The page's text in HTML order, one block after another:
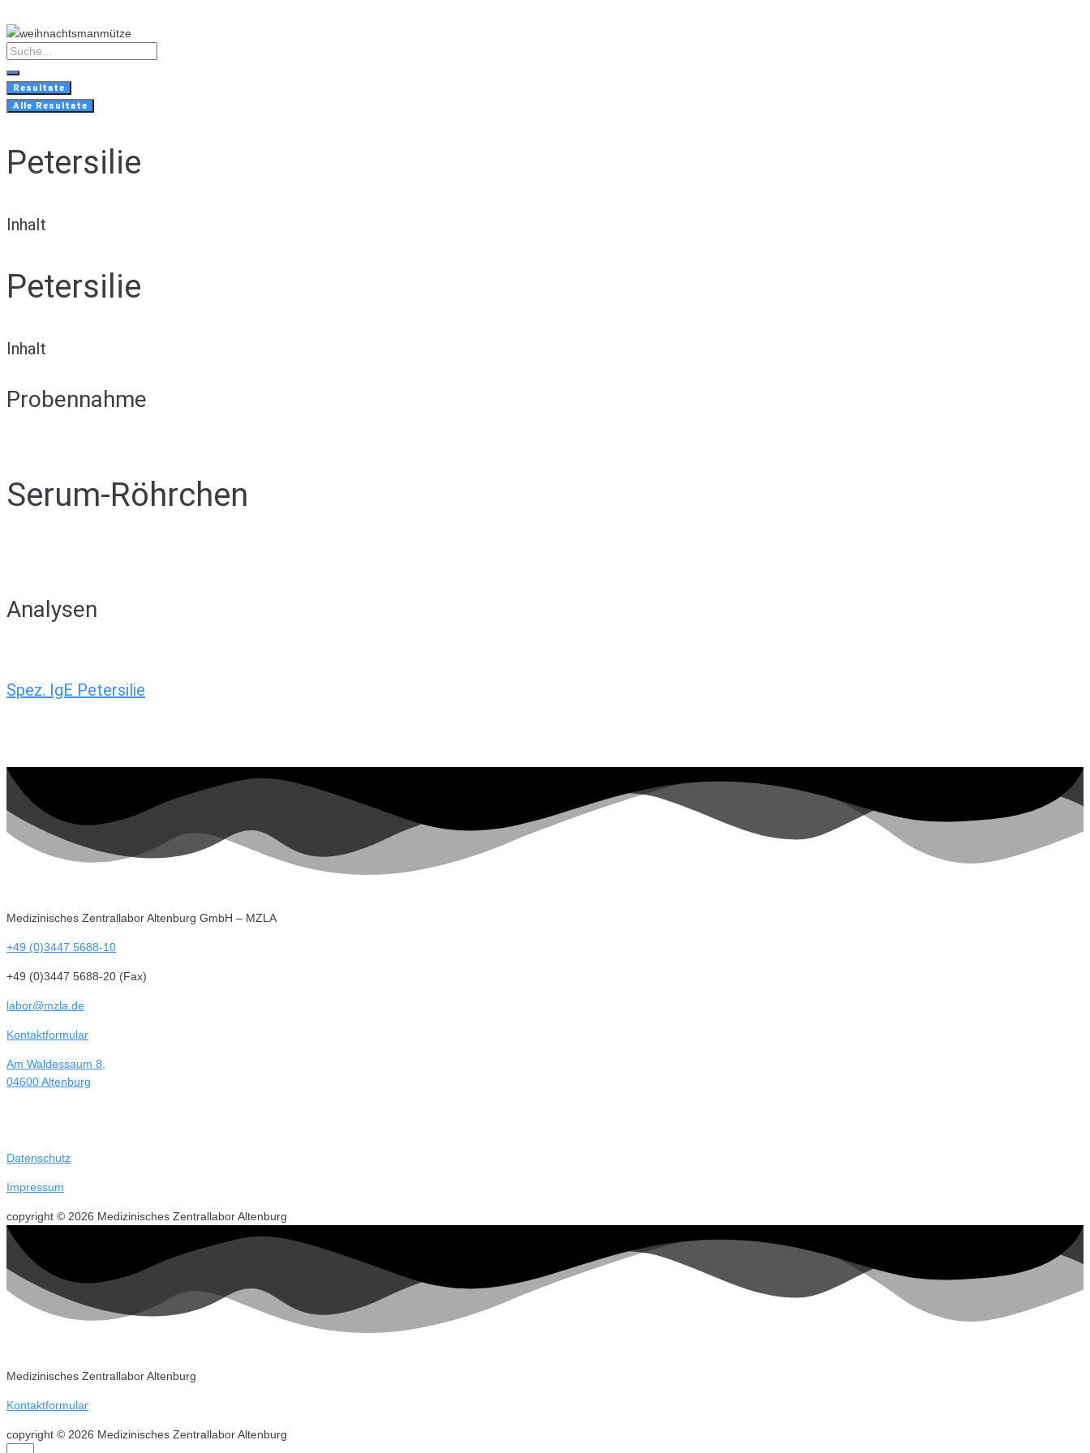
to
content
Search
...
Resultate
Alle Resultate
Petersilie
Inhalt
Petersilie
Inhalt
Probennahme
Serum-Röhrchen
Analysen
Spez. IgE Petersilie
Medizinisches Zentrallabor Altenburg GmbH – MZLA
+49 (0)3447 5688-10
+49 (0)3447 5688-20 (Fax)
labor@mzla.de
Kontaktformular
Am Waldessaum 8,
04600 Altenburg
Datenschutz
Impressum
copyright © 2026 Medizinisches Zentrallabor Altenburg
Medizinisches Zentrallabor Altenburg
Kontaktformular
copyright © 2026 Medizinisches Zentrallabor Altenburg